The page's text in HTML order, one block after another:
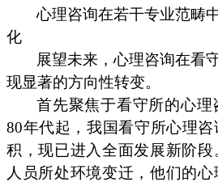
心理咨询在若干专业范畴
化
展望未来，心理咨询在看
现显著的方向性转变。
首先聚焦于看守所的心理
80年代起，我国看守所心理
积，现已进入全面发展新阶
人员所处环境变迁，他们的